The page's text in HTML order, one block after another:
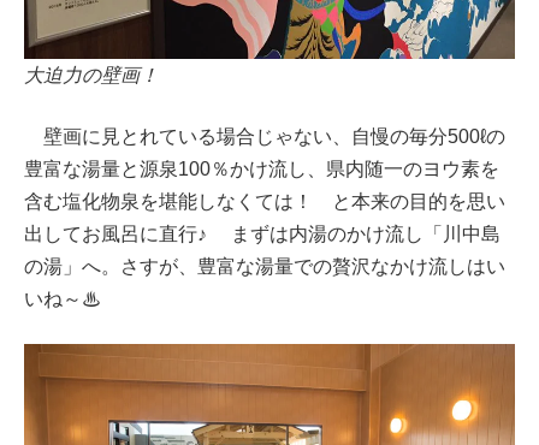
大迫力の壁画！
壁画に見とれている場合じゃない、自慢の毎分500ℓの
豊富な湯量と源泉100％かけ流し、県内随一のヨウ素を
含む塩化物泉を堪能しなくては！ と本来の目的を思い
出してお風呂に直行♪ まずは内湯のかけ流し「川中島
の湯」へ。さすが、豊富な湯量での贅沢なかけ流しはい
いね～♨︎